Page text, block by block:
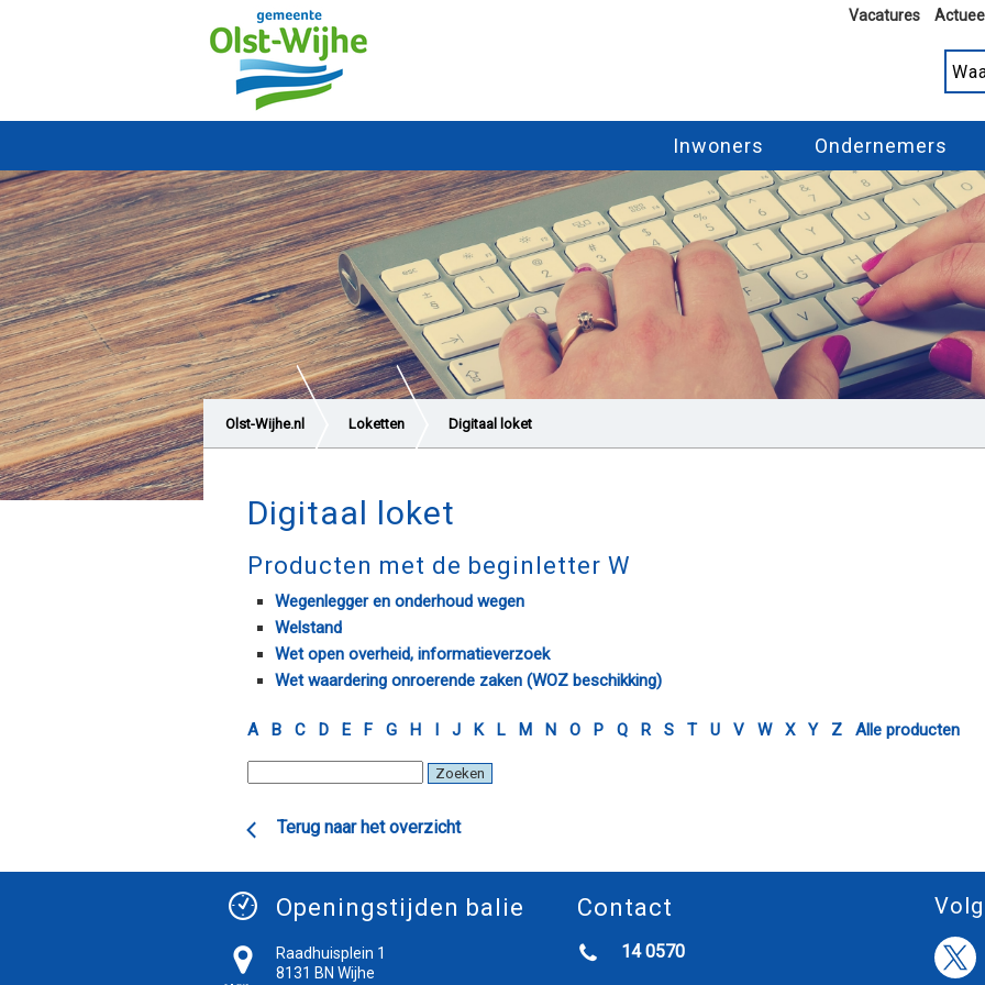
Vacatures
Inwoners Ondernemers
Olst-Wijhe.nl Loketten Digitaal loket
Digitaal loket
Producten met de beginletter W
Wegenlegger en onderhoud wegen
Welstand
Wet open overheid, informatieverzoek
Wet waardering onroerende zaken (WOZ beschikking)
A B C D E F G H I J K L M N O P Q R S T U V W X Y Z Alle producten
Terug naar het overzicht
Openingstijden balie
Raadhuisplein 1
8131 BN Wijhe
Contact
14 0570